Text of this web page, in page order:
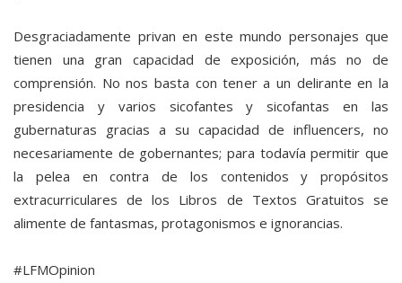
Desgraciadamente privan en este mundo personajes que
tienen una gran capacidad de exposición, más no de
comprensión. No nos basta con tener a un delirante en la
presidencia y varios sicofantes y sicofantas en las
gubernaturas gracias a su capacidad de influencers, no
necesariamente de gobernantes; para todavía permitir que
la pelea en contra de los contenidos y propósitos
extracurriculares de los Libros de Textos Gratuitos se
alimente de fantasmas, protagonismos e ignorancias.
#LFMOpinion